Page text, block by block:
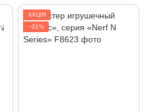
АКЦІЯ
−31%